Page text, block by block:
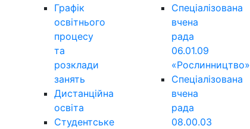
Графік
освітнього
процесу
та
розклади
занять
Дистанційна
освіта
Студентське
Спеціалізована
вчена
рада
06.01.09
«Рослинництво»
Спеціалізована
вчена
рада
08.00.03